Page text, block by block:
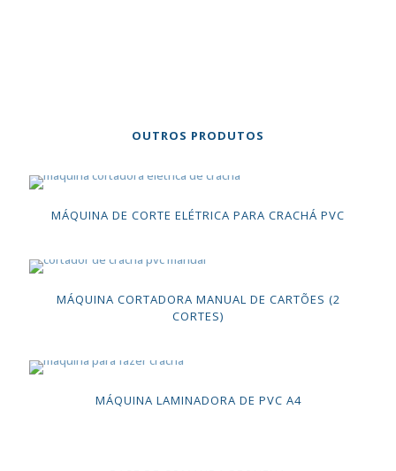
OUTROS PRODUTOS
MÁQUINA DE CORTE ELÉTRICA PARA CRACHÁ PVC
MÁQUINA CORTADORA MANUAL DE CARTÕES (2
CORTES)
MÁQUINA LAMINADORA DE PVC A4